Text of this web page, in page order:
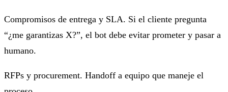
Compromisos de entrega y SLA. Si el cliente pregunta
“¿me garantizas X?”, el bot debe evitar prometer y pasar a
humano.
RFPs y procurement. Handoff a equipo que maneje el